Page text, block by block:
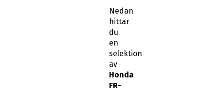
Nedan
hittar
du
en
selektion
av
Honda
FR-